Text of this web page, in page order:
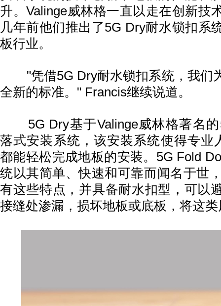
升。Valinge威林格一直以走在创新技
几年前他们推出了5G Dry耐水锁扣系
板行业。
"凭借5G Dry耐水锁扣系统，我们
全新的标准。" Francis继续说道。
5G Dry基于Valinge威林格著名的
落式安装系统，该安装系统使得专业
都能轻松完成地板的安装。5G Fold
统以其简单、快速和可靠而闻名于世
有这些特点，并具备耐水扣型，可以
接缝处渗漏，损坏地板或底板，将这